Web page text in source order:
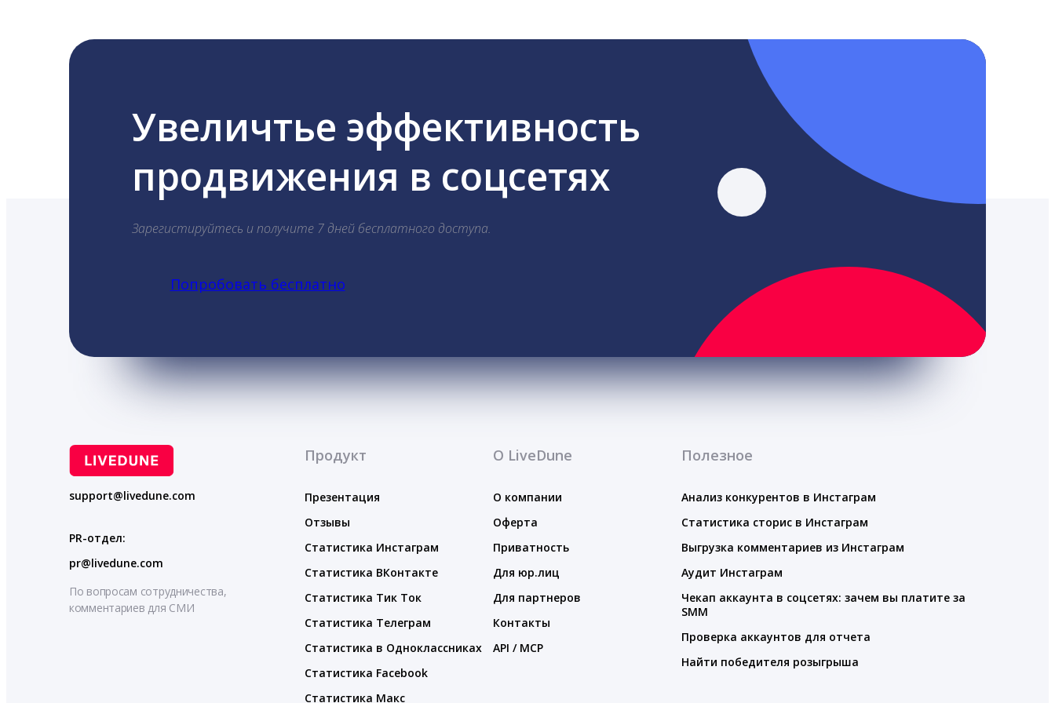
Увеличтье эффективность
продвижения в соцсетях
Зарегистируйтесь и получите 7 дней бесплатного доступа.
Попробовать бесплатно
support@livedune.com
PR-отдел:
pr@livedune.com
По вопросам сотрудничества,
комментариев для СМИ
Продукт
Презентация
Отзывы
Статистика Инстаграм
Статистика ВКонтакте
Статистика Тик Ток
Статистика Телеграм
Статистика в Одноклассниках
Статистика Facebook
Статистика Макс
О LiveDune
О компании
Оферта
Приватность
Для юр.лиц
Для партнеров
Контакты
API / MCP
Полезное
Анализ конкурентов в Инстаграм
Статистика сторис в Инстаграм
Выгрузка комментариев из Инстаграм
Аудит Инстаграм
Чекап аккаунта в соцсетях: зачем вы платите за
SMM
Проверка аккаунтов для отчета
Найти победителя розыгрыша